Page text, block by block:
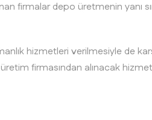
firmalar depo üretmenin yanı
hizmetleri verilmesiyle de
firmasından alınacak